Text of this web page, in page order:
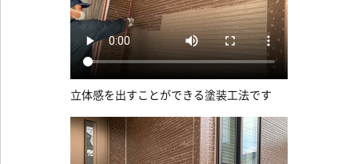
立体感を出すことができる塗装工法です